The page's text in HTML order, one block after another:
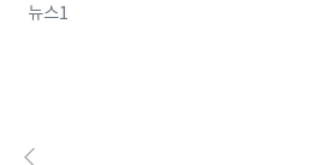
뉴스1